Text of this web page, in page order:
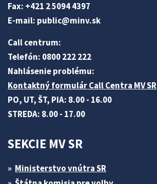
Fax: +421 2 5094 4397
E-mail: public@minv.sk
Call centrum:
Telefón: 0800 222 222
Nahlásenie problému:
Kontaktný formulár Call Centra MV SR
PO, UT, ŠT, PIA: 8.00 - 16.00
STREDA: 8.00 - 17.00
SEKCIE MV SR
Ministerstvo vnútra SR